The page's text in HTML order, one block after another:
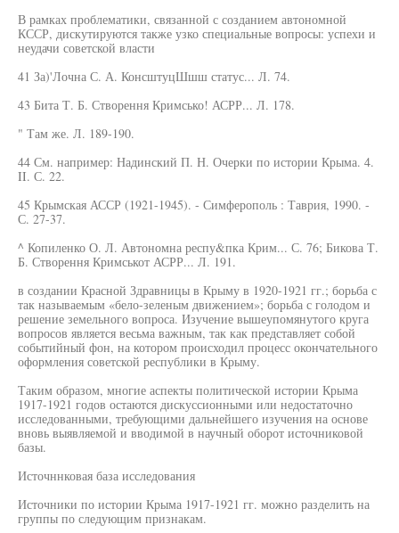
В рамках проблематики, связанной с созданием автономной
КССР, дискутируются также узко специальные вопросы: успехи и
неудачи советской власти
41 За)'Лочна С. А. КонсштуцШшш статус... Л. 74.
43 Бита Т. Б. Створення Кримсько! АСРР... Л. 178.
" Там же. Л. 189-190.
44 См. например: Надинский П. Н. Очерки по истории Крыма. 4.
II. С. 22.
45 Крымская АССР (1921-1945). - Симферополь : Таврия, 1990. -
С. 27-37.
^ Копиленко О. Л. Автономна респу&пка Крим... С. 76; Бикова Т.
Б. Створення Кримськот АСРР... Л. 191.
в создании Красной Здравницы в Крыму в 1920-1921 гг.; борьба с
так называемым «бело-зеленым движением»; борьба с голодом и
решение земельного вопроса. Изучение вышеупомянутого круга
вопросов является весьма важным, так как представляет собой
событийный фон, на котором происходил процесс окончательного
оформления советской республики в Крыму.
Таким образом, многие аспекты политической истории Крыма
1917-1921 годов остаются дискуссионными или недостаточно
исследованными, требующими дальнейшего изучения на основе
вновь выявляемой и вводимой в научный оборот источниковой
базы.
Источннковая база исследования
Источники по истории Крыма 1917-1921 гг. можно разделить на
группы по следующим признакам.